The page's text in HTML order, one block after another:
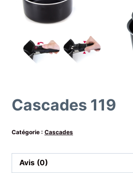
Cascades 119
Catégorie : Cascades
Avis (0)